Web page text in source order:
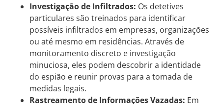
Investigação de Infiltrados: Os detetives
particulares são treinados para identificar
possíveis infiltrados em empresas, organizações
ou até mesmo em residências. Através de
monitoramento discreto e investigação
minuciosa, eles podem descobrir a identidade
do espião e reunir provas para a tomada de
medidas legais.
Rastreamento de Informações Vazadas: Em